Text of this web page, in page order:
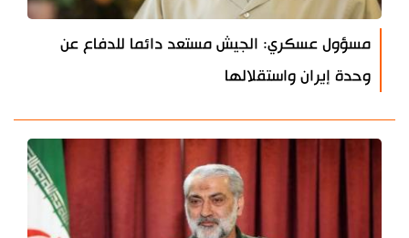
مسؤول عسكري: الجيش مستعد دائما للدفاع عن
وحدة إيران واستقلالها